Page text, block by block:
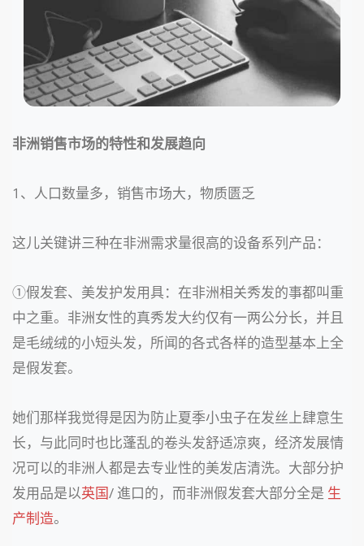
非洲销售市场的特性和发展趋向
1、人口数量多，销售市场大，物质匮乏
这儿关键讲三种在非洲需求量很高的设备系列产品：
①假发套、美发护发用具：在非洲相关秀发的事都叫重
中之重。非洲女性的真秀发大约仅有一两公分长，并且
是毛绒绒的小短头发，所闻的各式各样的造型基本上全
是假发套。
她们那样我觉得是因为防止夏季小虫子在发丝上肆意生
长，与此同时也比蓬乱的卷头发舒适凉爽，经济发展情
况可以的非洲人都是去专业性的美发店清洗。大部分护
发用品是以英国/ 進口的，而非洲假发套大部分全是 生
产制造。